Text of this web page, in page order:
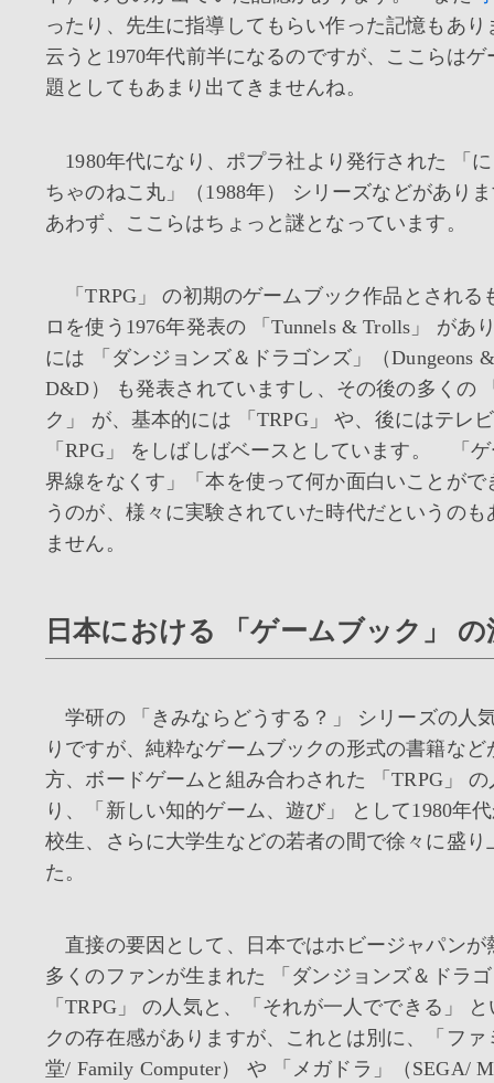
ったり、先生に指導してもらい作った記憶もあ
云うと1970年代前半になるのですが、ここらは
題としてもあまり出てきませんね。
1980年代になり、ポプラ社より発行された 「
ちゃのねこ丸」（1988年） シリーズなどがあり
あわず、ここらはちょっと謎となっています。
「TRPG」 の初期のゲームブック作品とされる
ロを使う1976年発表の 「Tunnels & Trolls」 があ
には 「ダンジョンズ＆ドラゴンズ」（Dungeons
D&D） も発表されていますし、その後の多くの
ク」 が、基本的には 「TRPG」 や、後にはテレ
「RPG」 をしばしばベースとしています。 「
界線をなくす」「本を使って何か面白いことがで
うのが、様々に実験されていた時代だというのも
ません。
日本における 「ゲームブック」
学研の 「きみならどうする？」 シリーズの人
りですが、純粋なゲームブックの形式の書籍など
方、ボードゲームと組み合わされた 「TRPG」
り、「新しい知的ゲーム、遊び」 として1980年
校生、さらに大学生などの若者の間で徐々に盛り
た。
直接の要因として、日本ではホビージャパンが
多くのファンが生まれた 「ダンジョンズ＆ドラ
「TRPG」 の人気と、「それが一人でできる」
クの存在感がありますが、これとは別に、「ファ
堂/ Family Computer） や 「メガドラ」（SEGA/